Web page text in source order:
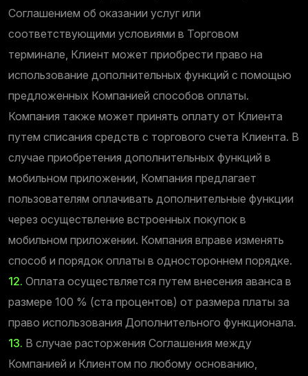
Соглашением об оказании услуг или
соответствующими условиями в Торговом
терминале, Клиент может приобрести право на
использование дополнительных функций с помощью
предложенных Компанией способов оплаты.
Компания также может принять оплату от Клиента
путем списания средств с торгового счета Клиента. В
случае приобретения дополнительных функций в
мобильном приложении, Компания предлагает
пользователям оплачивать дополнительные функции
через осуществление встроенных покупок в
мобильном приложении. Компания вправе изменять
способ и порядок оплаты в одностороннем порядке.
12. Оплата осуществляется путем внесения аванса в
размере 100 % (ста процентов) от размера платы за
право использования Дополнительного функционала.
13. В случае расторжения Соглашения между
Компанией и Клиентом по любому основанию,